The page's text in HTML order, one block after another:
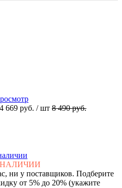
4 669 руб. / шт 8 490 руб.
ни у поставщиков. Подберите
от 5% до 20% (укажите